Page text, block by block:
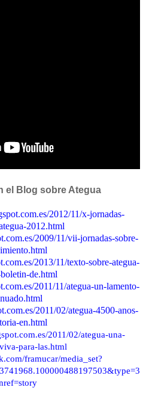
el Blog sobre Ategua
2012/11/x-jornadas-
2012.html
2009/11/vii-jornadas-sobre-
2013/11/texto-sobre-ategua-
de.html
2011/11/ategua-un-lamento-
2011/02/ategua-4500-anos-
en.html
2011/02/ategua-una-
para-las.html
framucar/media_set?